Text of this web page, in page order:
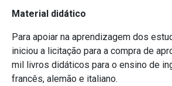
Material didático
Para apoiar na aprendizagem dos
iniciou a licitação para a compra de
mil livros didáticos para o ensino de
francês, alemão e italiano.